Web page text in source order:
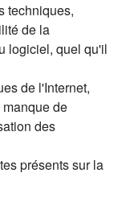
techniques,
de la
logiciel, quel qu'il
de l'Internet,
de
des
présents sur la